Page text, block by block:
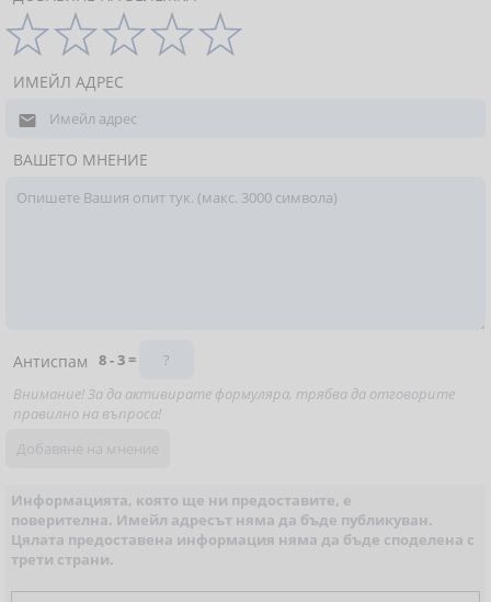
ИМЕЙЛ АДРЕС

ВАШЕТО МНЕНИЕ
Антиспам
8 - 3 =
Внимание! За да активирате формуляра, трябва да отговорите
правилно на въпроса!
Информацията, която ще ни предоставите, е
поверителна. Имейл адресът няма да бъде публикуван.
Цялата предоставена информация няма да бъде споделена с
трети страни.